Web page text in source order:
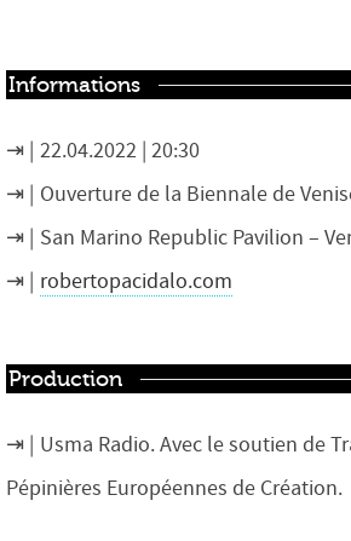
Informations
22.04.2022 | 20:30
Ouverture de la Biennale de
San Marino Republic Pavilion –
robertopacidalo.com
Production
Usma Radio. Avec le soutien de
Pépinières Européennes de Création.